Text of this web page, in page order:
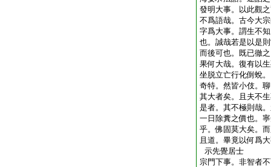
發明大事。以此觀
不爲語哉。古今大
字爲大事。謂生不
也。誠哉若是以是
而後可也。既已徹
果何大哉。復有以
坐脱立亡行化倒蛻
奇特。然皆小伎。
其大者矣。且夫不
是者。其不極則哉
一日除糞之價也。
乎。佛固莫大矣。
且道。畢竟以何爲
示先覺居士
宗門下事。非智者